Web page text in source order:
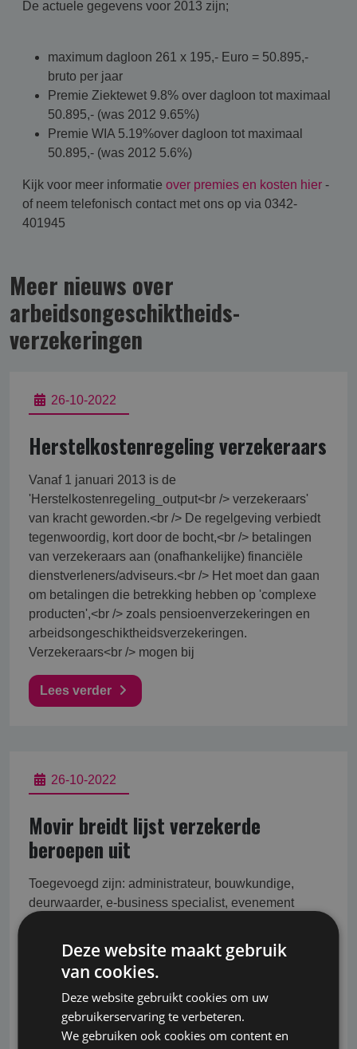
De actuele gegevens voor 2013 zijn;
maximum dagloon 261 x 195,- Euro = 50.895,-
bruto per jaar
Premie Ziektewet 9.8% over dagloon tot maximaal
50.895,- (was 2012 9.65%)
Premie WIA 5.19%over dagloon tot maximaal
50.895,- (was 2012 5.6%)
Kijk voor meer informatie over premies en kosten hier -
of neem telefonisch contact met ons op via 0342-
401945
Meer nieuws over
arbeidsongeschikt­heids­
verzekering­en
26-10-2022
Herstelkostenregeling verzekeraars
Vanaf 1 januari 2013 is de
'Herstelkostenregeling_output<br /> verzekeraars'
van kracht geworden.<br /> De regelgeving verbiedt
tegenwoordig, kort door de bocht,<br /> betalingen
van verzekeraars aan (onafhankelijke) financiële
dienstverleners/adviseurs.<br /> Het moet dan gaan
om betalingen die betrekking hebben op 'complexe
producten',<br /> zoals pensioenverzekeringen en
arbeidsongeschiktheidsverzekeringen.
Verzekeraars<br /> mogen bij
Lees verder
26-10-2022
Movir breidt lijst verzekerde
beroepen uit
Toegevoegd zijn: administrateur, bouwkundige,
deurwaarder, e-business specialist, evenement
online marketeer, PR-manager, risicomanager en
uitgever. De toevoeging komt gelijk met een
versoepeling van de definitie van de doelgroep: alle
zakelijke professionals op minimaal HBO niveau
kunnen zich bij Movir melden voor een
Deze website maakt gebruik
van cookies.
Deze website gebruikt cookies om uw
gebruikerservaring te verbeteren.
We gebruiken ook cookies om content en